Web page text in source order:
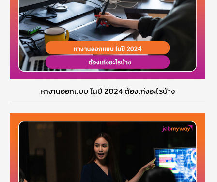
หางานออกแบบ ในปี 2024 ต้องเก่งอะไรบ้าง